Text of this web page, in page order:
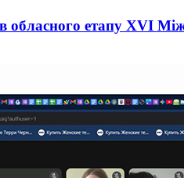
обласного етапу ХVІ